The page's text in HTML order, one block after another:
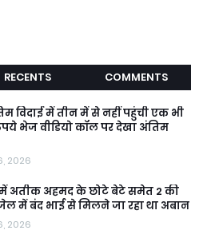
RECENTS COMMENTS
विदाई में तीन में से नहीं पहुंची एक भी
भेज वीडियो कॉल पर देखा अंतिम
2026
अतीक अहमद के छोटे बेटे समेत 2 की
में बंद भाई से मिलने जा रहा था अबान
2026